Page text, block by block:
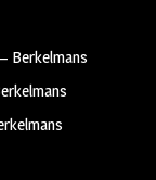
Berkelmans